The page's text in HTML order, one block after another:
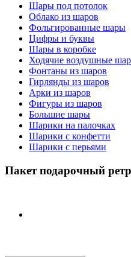
Шары под потолок
Облако из шаров
Фольгированные шары
Цифры и буквы
Шары в коробке
Ходячие воздушные
Фонтаны из шаров
Гирлянды из шаров
Арки из шаров
Фигуры из шаров
Большие шары
Шарики на палочках
Шарики с конфетти
Шарики с перьями
Пакет подарочный